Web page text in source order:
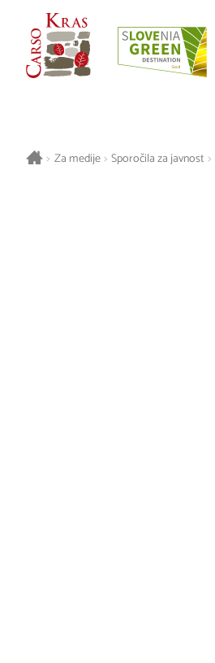
> Za medije > Sporočila za javnost >